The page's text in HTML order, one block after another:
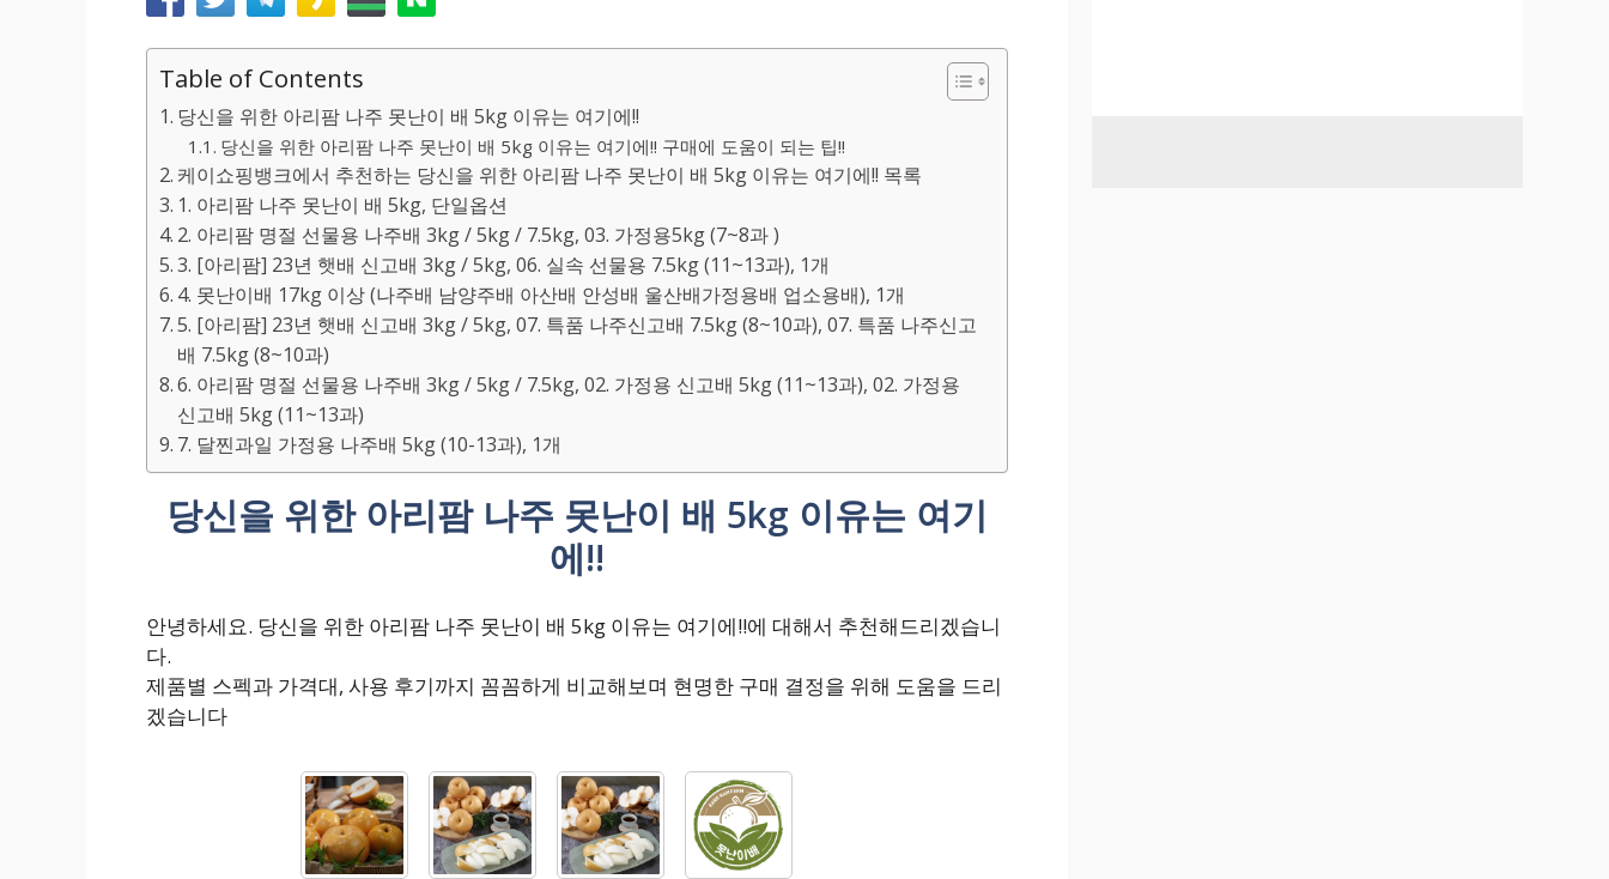
Table of Contents
당신을 위한 아리팜 나주 못난이 배 5kg 이유는 여기에!!
당신을 위한 아리팜 나주 못난이 배 5kg 이유는 여기에!! 구매에 도움이 되는 팁!!
케이쇼핑뱅크에서 추천하는 당신을 위한 아리팜 나주 못난이 배 5kg 이유는 여기에!! 목록
1. 아리팜 나주 못난이 배 5kg, 단일옵션
2. 아리팜 명절 선물용 나주배 3kg / 5kg / 7.5kg, 03. 가정용5kg (7~8과 )
3. [아리팜] 23년 햇배 신고배 3kg / 5kg, 06. 실속 선물용 7.5kg (11~13과), 1개
4. 못난이배 17kg 이상 (나주배 남양주배 아산배 안성배 울산배가정용배 업소용배), 1개
5. [아리팜] 23년 햇배 신고배 3kg / 5kg, 07. 특품 나주신고배 7.5kg (8~10과), 07. 특품 나주신고
배 7.5kg (8~10과)
6. 아리팜 명절 선물용 나주배 3kg / 5kg / 7.5kg, 02. 가정용 신고배 5kg (11~13과), 02. 가정용
신고배 5kg (11~13과)
7. 달찐과일 가정용 나주배 5kg (10-13과), 1개
당신을 위한 아리팜 나주 못난이 배 5kg 이유는 여기
에!!
안녕하세요. 당신을 위한 아리팜 나주 못난이 배 5kg 이유는 여기에!!에 대해서 추천해드리겠습니
다.
제품별 스펙과 가격대, 사용 후기까지 꼼꼼하게 비교해보며 현명한 구매 결정을 위해 도움을 드리
겠습니다